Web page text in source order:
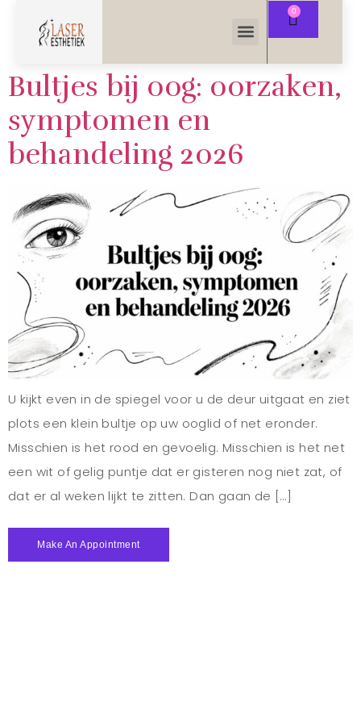
Bultjes bij oog: oorzaken,
symptomen en
behandeling 2026
U kijkt even in de spiegel voor u de deur uitgaat en ziet
plots een klein bultje op uw ooglid of net eronder.
Misschien is het rood en gevoelig. Misschien is het net
een wit of gelig puntje dat er gisteren nog niet zat, of
dat er al weken lijkt te zitten. Dan gaan de […]
Make An Appointment